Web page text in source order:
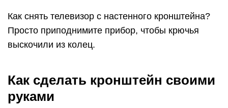
Как снять телевизор с настенного кронштейна?
Просто приподнимите прибор, чтобы крючья
выскочили из колец.
Как сделать кронштейн своими
руками